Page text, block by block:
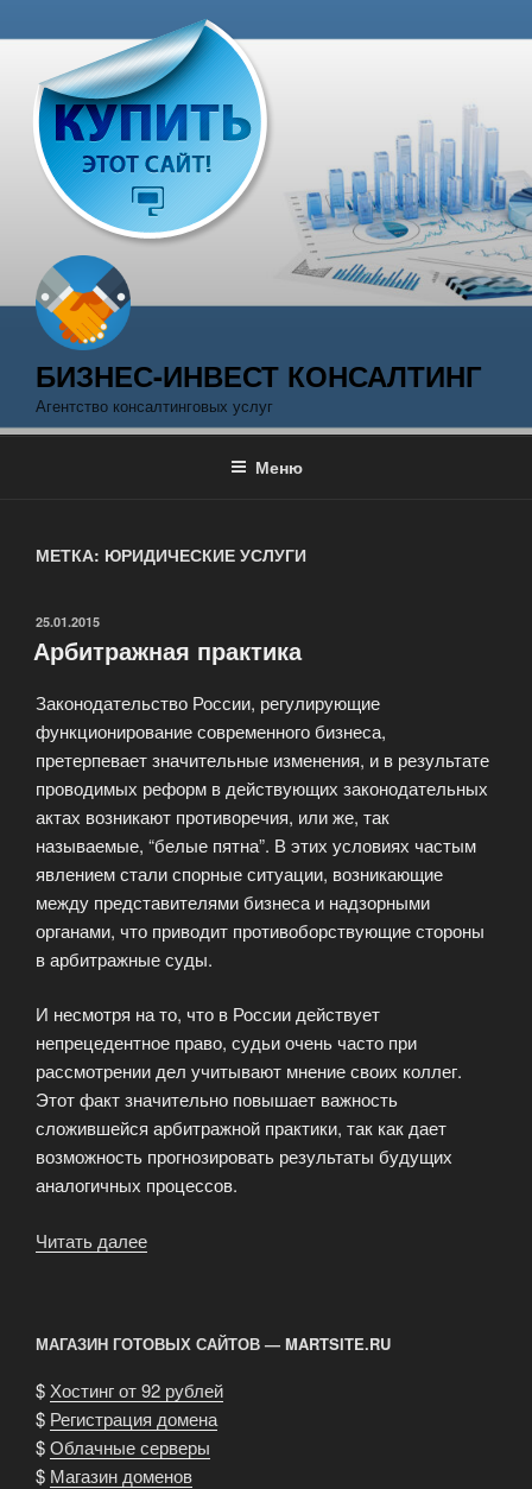
к
содержимому
БИЗНЕС-ИНВЕСТ КОНСАЛТИНГ
Агентство консалтинговых услуг
Меню
МЕТКА: ЮРИДИЧЕСКИЕ УСЛУГИ
ОПУБЛИКОВАНО
25.01.2015
Арбитражная практика
Законодательство России, регулирующие
функционирование современного бизнеса,
претерпевает значительные изменения, и в результате
проводимых реформ в действующих законодательных
актах возникают противоречия, или же, так
называемые, “белые пятна”. В этих условиях частым
явлением стали спорные ситуации, возникающие
между представителями бизнеса и надзорными
органами, что приводит противоборствующие стороны
в арбитражные суды.
И несмотря на то, что в России действует
непрецедентное право, судьи очень часто при
рассмотрении дел учитывают мнение своих коллег.
Этот факт значительно повышает важность
сложившейся арбитражной практики, так как дает
возможность прогнозировать результаты будущих
аналогичных процессов.
Читать далее
МАГАЗИН ГОТОВЫХ САЙТОВ — MARTSITE.RU
$ Хостинг от 92 рублей
$ Регистрация домена
$Облачные серверы
$ Магазин доменов